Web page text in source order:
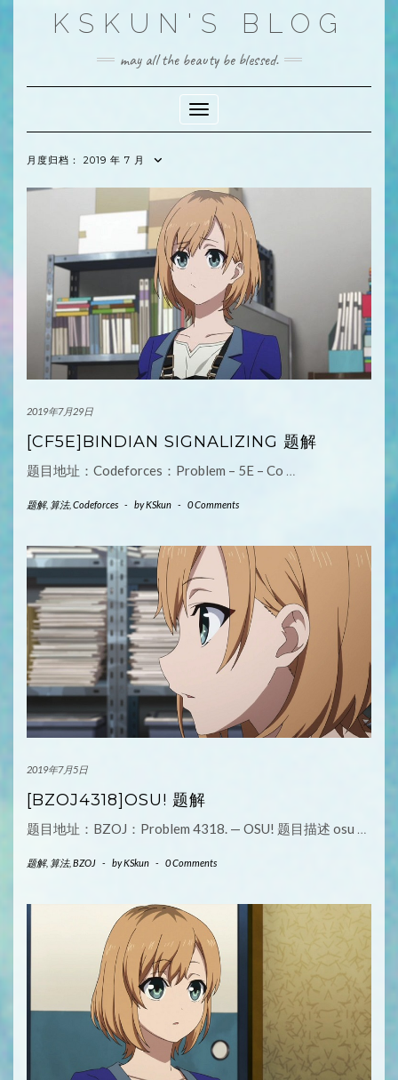
KSKUN'S BLOG
may all the beauty be blessed.
Toggle Navigation
月度归档： 2019 年 7 月
2019年7月29日
[CF5E]BINDIAN SIGNALIZING 题解
题目地址：Codeforces：Problem – 5E – Co
题解, 算法, Codeforces - byKSkun - 0 Comments
2019年7月5日
[BZOJ4318]OSU! 题解
题目地址：BZOJ：Problem 4318. — OSU! 题目描述 osu …
题解, 算法, BZOJ - byKSkun - 0 Comments